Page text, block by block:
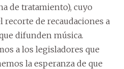
de tratamiento), cuyo
de recaudaciones a
difunden música.
a los legisladores que
la esperanza de que